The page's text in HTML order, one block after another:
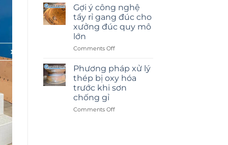
cát
kính
hay
dán
Lựa
nào
tốt
hơn?
Gợi ý công nghệ
tẩy rỉ gang đúc cho
xưởng đúc quy mô
lớn
Comments Offon
ý
công
nghệ
tẩy
gang
Phương pháp xử lý
thép bị oxy hóa
trước khi sơn
chống gỉ
Comments Offon